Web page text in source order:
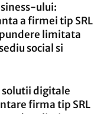
ului:
a firmei tip SRL
limitata
social si
digitale
firma tip SRL